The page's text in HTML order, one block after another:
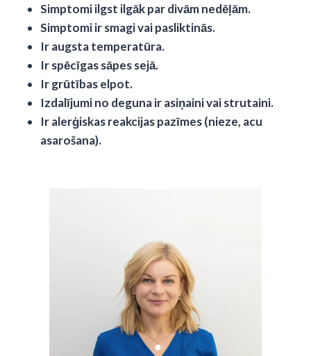
Simptomi ilgst ilgāk par divām nedēļām.
Simptomi ir smagi vai pasliktinās.
Ir augsta temperatūra.
Ir spēcīgas sāpes sejā.
Ir grūtības elpot.
Izdalījumi no deguna ir asiņaini vai strutaini.
Ir alerģiskas reakcijas pazīmes (nieze, acu
asarošana).